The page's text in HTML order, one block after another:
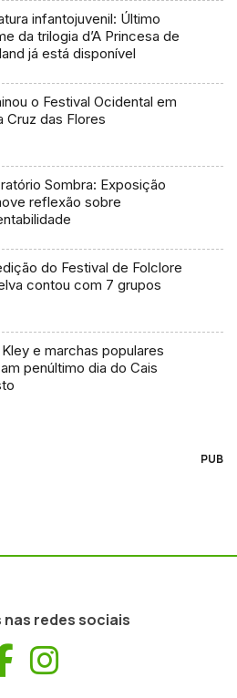
infantojuvenil: Último
da trilogia d’A Princesa de
já está disponível
o Festival Ocidental em
Cruz das Flores
Sombra: Exposição
reflexão sobre
do Festival de Folclore
contou com 7 grupos
e marchas populares
penúltimo dia do Cais
PUB
redes sociais
Facebook